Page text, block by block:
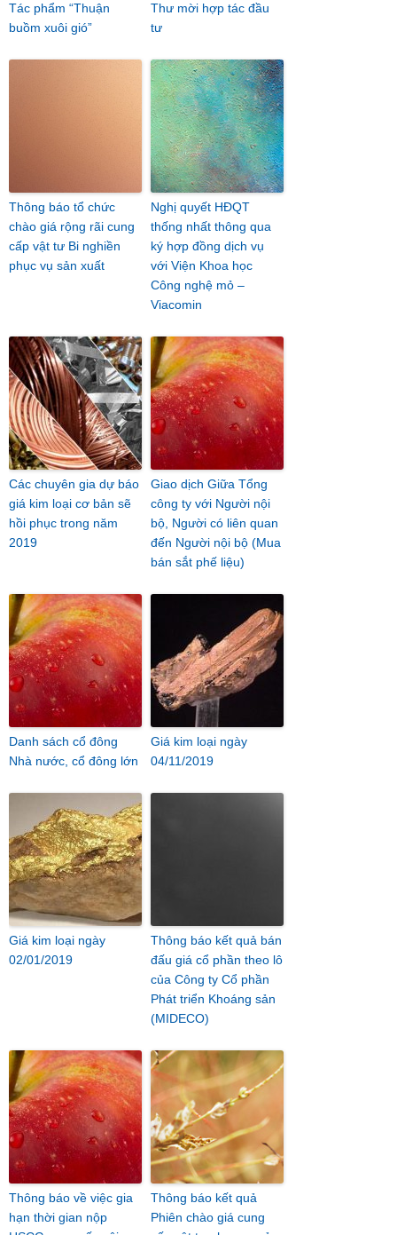
Tác phẩm “Thuận
buồm xuôi gió”
Thư mời hợp tác đầu
tư
Thông báo tổ chức
chào giá rộng rãi cung
cấp vật tư Bi nghiền
phục vụ sản xuất
Nghị quyết HĐQT
thống nhất thông qua
ký hợp đồng dịch vụ
với Viện Khoa học
Công nghệ mỏ –
Viacomin
Các chuyên gia dự báo
giá kim loại cơ bản sẽ
hồi phục trong năm
2019
Giao dịch Giữa Tổng
công ty với Người nội
bộ, Người có liên quan
đến Người nội bộ (Mua
bán sắt phế liệu)
Danh sách cổ đông
Nhà nước, cổ đông lớn
Giá kim loại ngày
04/11/2019
Giá kim loại ngày
02/01/2019
Thông báo kết quả bán
đấu giá cổ phần theo lô
của Công ty Cổ phần
Phát triển Khoáng sản
(MIDECO)
Thông báo về việc gia
hạn thời gian nộp
Thông báo kết quả
Phiên chào giá cung